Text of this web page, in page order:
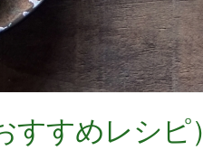
すめレシピ）